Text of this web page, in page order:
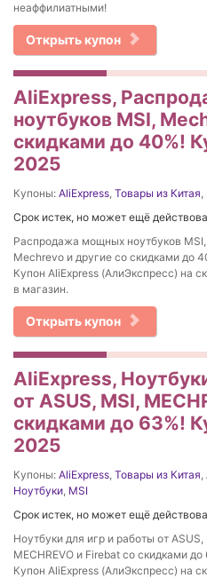
неаффилиатными!
Открыть купон
AliExpress,
ноутбуков MSI,
скидками до 40%!
2025
Купоны: AliExpress Товары из Китая
Срок истек, но может ещё
Распродажа мощных ноутбуков MSI,
Mechrevo и другие со скидками до
Купон AliExpress (АлиЭкспресс) на
в магазин.
Открыть купон
AliExpress,
от ASUS, MSI,
скидками до 63%!
2025
Купоны: AliExpress Товары из Китая
Ноутбуки MSI
Срок истек, но может ещё
Ноутбуки для игр и работы от ASUS,
MECHREVO и Firebat со скидками до
Купон AliExpress (АлиЭкспресс) на